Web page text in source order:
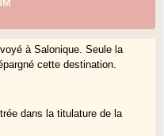
à Salonique. Seule la
cette destination.
dans la titulature de la